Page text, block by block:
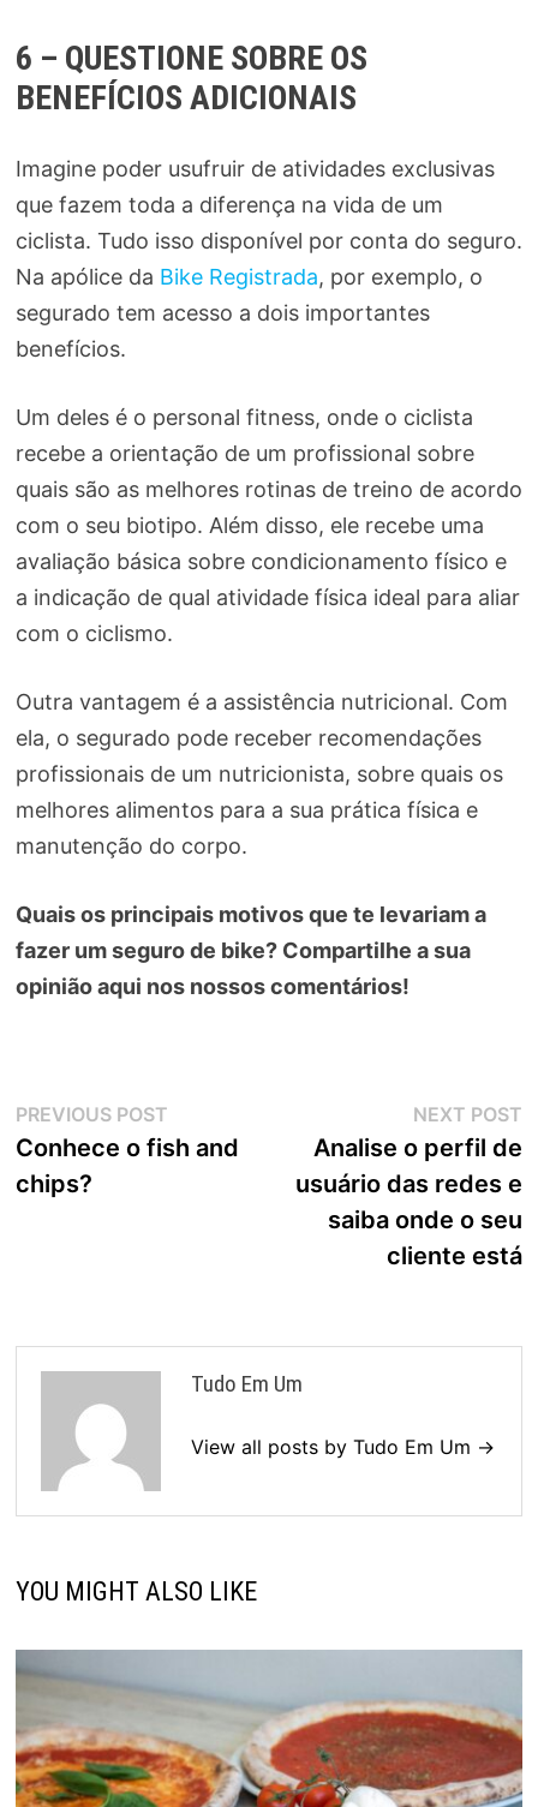
6 – QUESTIONE SOBRE OS
BENEFÍCIOS ADICIONAIS
Imagine poder usufruir de atividades exclusivas
que fazem toda a diferença na vida de um
ciclista. Tudo isso disponível por conta do seguro.
Na apólice da Bike Registrada, por exemplo, o
segurado tem acesso a dois importantes
benefícios.
Um deles é o personal fitness, onde o ciclista
recebe a orientação de um profissional sobre
quais são as melhores rotinas de treino de acordo
com o seu biotipo. Além disso, ele recebe uma
avaliação básica sobre condicionamento físico e
a indicação de qual atividade física ideal para aliar
com o ciclismo.
Outra vantagem é a assistência nutricional. Com
ela, o segurado pode receber recomendações
profissionais de um nutricionista, sobre quais os
melhores alimentos para a sua prática física e
manutenção do corpo.
Quais os principais motivos que te levariam a
fazer um seguro de bike? Compartilhe a sua
opinião aqui nos nossos comentários!
Navegação
de
Post
PREVIOUS POSTPrevious
post:
Conhece o fish and
chips?
NEXT POST
Analise o perfil de
usuário das redes e
saiba onde o seu
cliente está
Tudo Em Um
View all posts by Tudo Em Um →
YOU MIGHT ALSO LIKE